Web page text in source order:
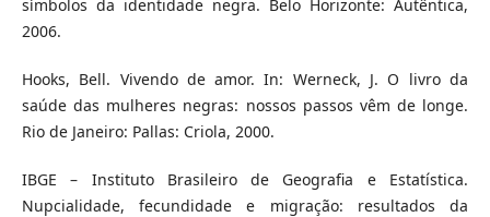
símbolos da identidade negra. Belo Horizonte: Autêntica,
2006.
Hooks, Bell. Vivendo de amor. In: Werneck, J. O livro da
saúde das mulheres negras: nossos passos vêm de longe.
Rio de Janeiro: Pallas: Criola, 2000.
IBGE – Instituto Brasileiro de Geografia e Estatística.
Nupcialidade, fecundidade e migração: resultados da